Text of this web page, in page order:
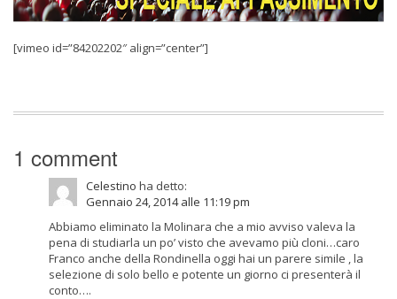
[vimeo id=”84202202″ align=”center”]
1 comment
Celestino ha detto:
Gennaio 24, 2014 alle 11:19 pm
Abbiamo eliminato la Molinara che a mio avviso valeva la
pena di studiarla un po’ visto che avevamo più cloni…caro
Franco anche della Rondinella oggi hai un parere simile , la
selezione di solo bello e potente un giorno ci presenterà il
conto….